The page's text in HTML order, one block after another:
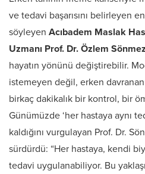
ve tedavi başarısını belirleyen
söyleyen Acıbadem Maslak
Uzmanı Prof. Dr. Özlem
hayatın yönünü değiştirebilir.
istemeyen değil, erken davranan
birkaç dakikalık bir kontrol, bir
Günümüzde ‘her hastaya aynı
kaldığını vurgulayan Prof. Dr.
sürdürdü: “Her hastaya, kendi
tedavi uygulanabiliyor. Bu